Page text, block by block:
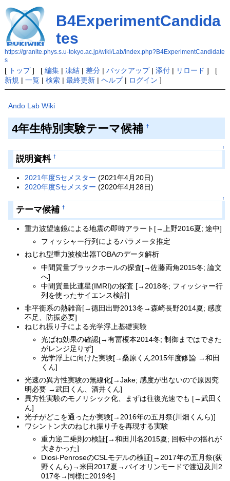
B4ExperimentCandida
tes
https://granite.phys.s.u-tokyo.ac.jp/wiki/Lab/index.php?B4ExperimentCandidate
s
[ トップ] [ 編集| 凍結| 差分| バックアップ| 添付| リロード ] [
新規 | 一覧| 検索| 最終更新| ヘルプ| ログイン ]
Ando Lab Wiki
4年生特別実験テーマ候補 †
↑
説明資料†
2021年度Sセメスター (2021年4月20日)
2020年度Sセメスター (2020年4月28日)
↑
テーマ候補†
重力波望遠鏡による地震の即時アラート[→上野2016夏; 途中]
フィッシャー行列によるパラメータ推定
ねじれ型重力波検出器TOBAのデータ解析
中間質量ブラックホールの探査[→佐藤両角2015冬; 論文
へ]
中間質量比連星(IMRI)の探査 [→2018冬; フィッシャー行
列を使ったサイエンス検討]
非平衡系の熱雑音[→徳田出野2013冬→森崎長野2014夏; 感度
不足、防振必要]
ねじれ振り子による光学浮上基礎実験
光ばね効果の確認[→有冨榎本2014冬; 制御まではできた
がレンジ足りず]
光学浮上に向けた実験[→桑原くん2015年度修論 →和田
くん]
光速の異方性実験の無線化[→Jake; 感度が出ないので原因究
明必要 →武田くん、酒井くん]
異方性実験のモノリシック化、まずは往復光速でも [→武田く
ん]
光子がどこを通ったか実験[→2016年の五月祭(川畑くんら)]
ワシントン大のねじれ振り子を再現する実験
重力逆二乗則の検証[→和田川名2015夏; 回転中の揺れが
大きかった]
Diosi-PenroseのCSLモデルの検証[→2017年の五月祭(荻
野くんら)→米田2017夏→バイオリンモードで渡辺及川2
017冬→同様に2019冬]